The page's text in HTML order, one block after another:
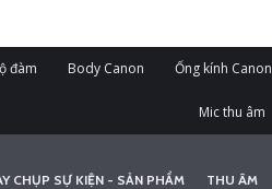
đàm Body Canon Ống kính Canon
Mic thu âm
CHỤP SỰ KIỆN - SẢN PHẨM THU ÂM